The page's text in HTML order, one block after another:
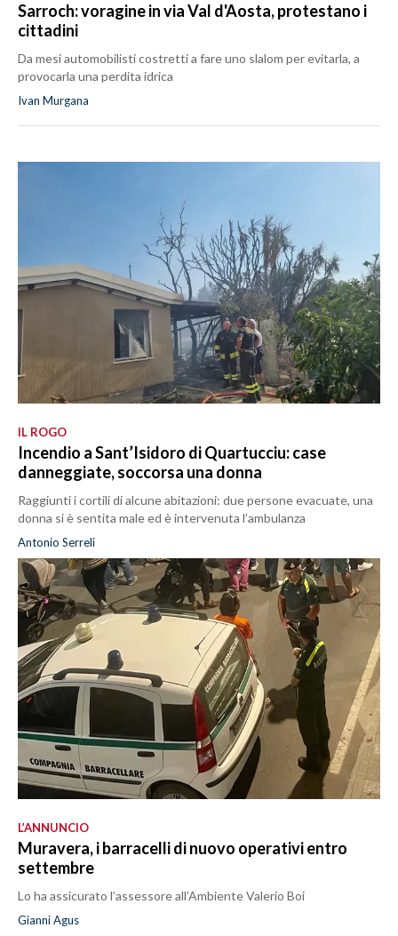
Sarroch: voragine in via Val d'Aosta, protestano i
cittadini
Da mesi automobilisti costretti a fare uno slalom per evitarla, a
provocarla una perdita idrica
Ivan Murgana
IL ROGO
Incendio a Sant’Isidoro di Quartucciu: case
danneggiate, soccorsa una donna
Raggiunti i cortili di alcune abitazioni: due persone evacuate, una
donna si è sentita male ed è intervenuta l’ambulanza
Antonio Serreli
L’ANNUNCIO
Muravera, i barracelli di nuovo operativi entro
settembre
Lo ha assicurato l’assessore all’Ambiente Valerio Boi
Gianni Agus